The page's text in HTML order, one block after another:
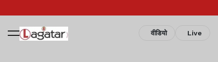
वीडियो Live